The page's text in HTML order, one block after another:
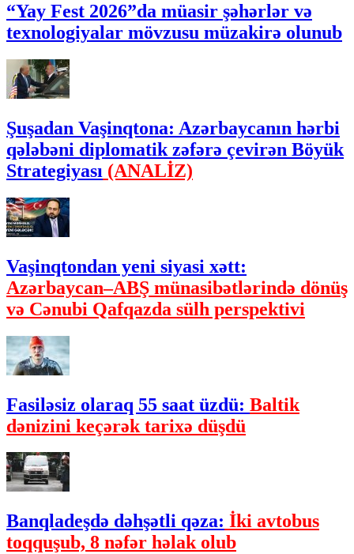
“Yay Fest 2026”da müasir şəhərlər və
texnologiyalar mövzusu müzakirə olunub
Şuşadan Vaşinqtona: Azərbaycanın hərbi
qələbəni diplomatik zəfərə çevirən Böyük
Strategiyası (ANALİZ)
Vaşinqtondan yeni siyasi xətt:
Azərbaycan–ABŞ münasibətlərində dönüş
və Cənubi Qafqazda sülh perspektivi
Fasiləsiz olaraq 55 saat üzdü: Baltik
dənizini keçərək tarixə düşdü
Banqladeşdə dəhşətli qəza: İki avtobus
toqquşub, 8 nəfər həlak olub